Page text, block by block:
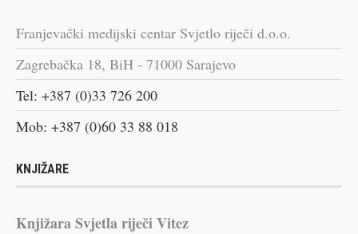
Franjevački medijski centar Svjetlo riječi d.o.o.
Zagrebačka 18, BiH - 71000 Sarajevo
Tel: +387 (0)33 726 200
Mob: +387 (0)60 33 88 018
KNJIŽARE
Knjižara Svjetla riječi Vitez